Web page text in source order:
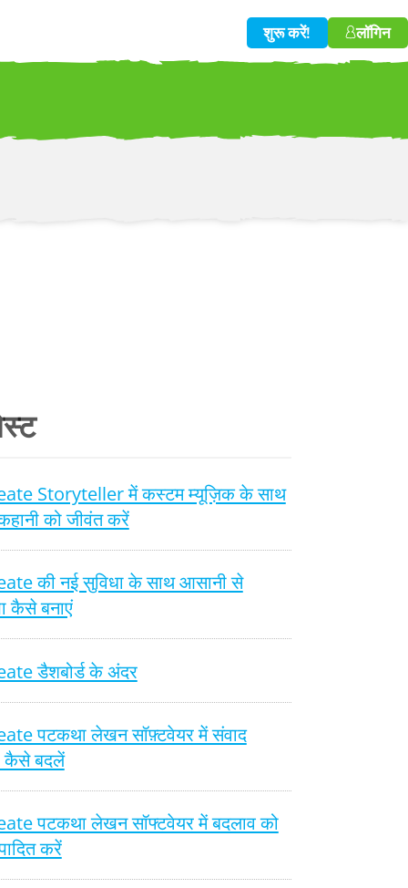
शुरू करें! लॉगिन
Storyteller में कस्टम म्यूज़िक के साथ
को जीवंत करें
की नई सुविधा के साथ आसानी से
कैसे बनाएं
डैशबोर्ड के अंदर
पटकथा लेखन सॉफ़्टवेयर में संवाद
कैसे बदलें
पटकथा लेखन सॉफ्टवेयर में बदलाव को
करें